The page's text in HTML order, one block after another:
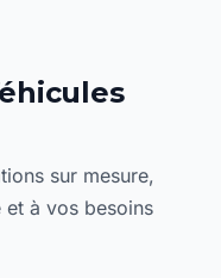
sur mesure,
à vos besoins